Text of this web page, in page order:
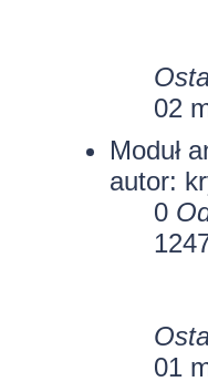
02
Moduł
autor:
0
01